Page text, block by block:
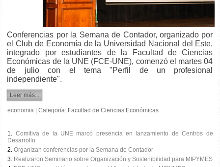
Conferencias por la Semana de Contador, organizado por
el Club de Economía de la Universidad Nacional del Este,
integrado por estudiantes de la Facultad de Ciencias
Económicas de la UNE (FCE-UNE), comenzó el martes 04
de julio con el tema "Perfil de un profesional
independiente".
Leer más...
economia |Categoría: Facultad de Ciencias Económicas
Comitiva de la UNE marcó presencia en lanzamiento de Centros de
Desarrollo
Organizan conferencias por la Semana de Contador
Realizaron Seminario sobre Organización y Sostenibilidad para MIPYMES